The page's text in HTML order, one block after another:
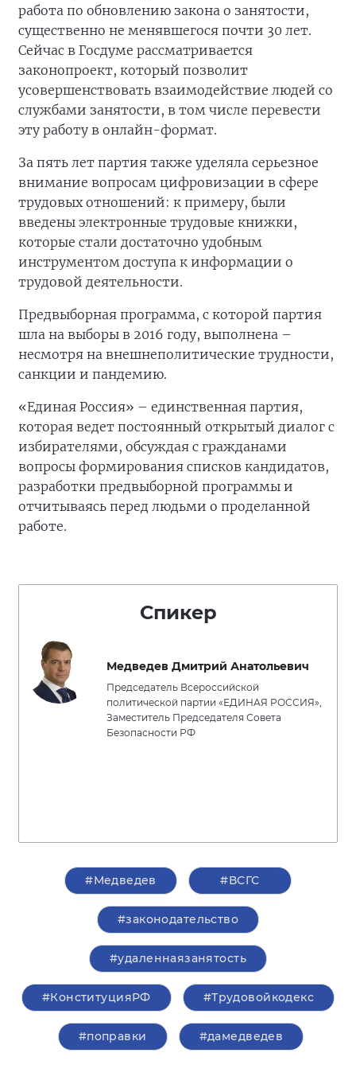
работа по обновлению закона о занятости,
существенно не менявшегося почти 30 лет.
Сейчас в Госдуме рассматривается
законопроект, который позволит
усовершенствовать взаимодействие людей со
службами занятости, в том числе перевести
эту работу в онлайн-формат.
За пять лет партия также уделяла серьезное
внимание вопросам цифровизации в сфере
трудовых отношений: к примеру, были
введены электронные трудовые книжки,
которые стали достаточно удобным
инструментом доступа к информации о
трудовой деятельности.
Предвыборная программа, c которой партия
шла на выборы в 2016 году, выполнена –
несмотря на внешнеполитические трудности,
санкции и пандемию.
«Единая Россия» – единственная партия,
которая ведет постоянный открытый диалог с
избирателями, обсуждая с гражданами
вопросы формирования списков кандидатов,
разработки предвыборной программы и
отчитываясь перед людьми о проделанной
работе.
Спикер
Медведев Дмитрий Анатольевич
Председатель Всероссийской
политической партии «ЕДИНАЯ РОССИЯ»,
Заместитель Председателя Совета
Безопасности РФ
#Медведев #ВСГС
#законодательство
#удаленнаязанятость
#КонституцияРФ #Трудовойкодекс
#поправки #дамедведев